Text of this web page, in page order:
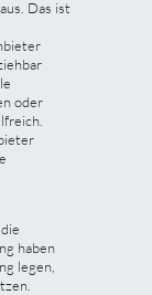
Das ist
oder
haben
legen,